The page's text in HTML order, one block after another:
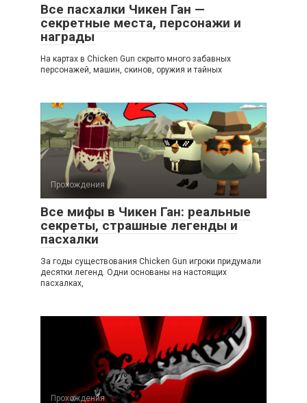
Все пасхалки Чикен Ган —
секретные места, персонажи и
награды
На картах в Chicken Gun скрыто много забавных
персонажей, машин, скинов, оружия и тайных
Прохождения
Все мифы в Чикен Ган: реальные
секреты, страшные легенды и
пасхалки
За годы существования Chicken Gun игроки придумали
десятки легенд. Одни основаны на настоящих
пасхалках,
Прохождения